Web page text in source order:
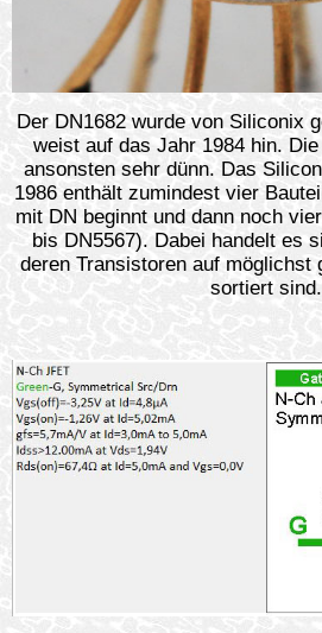
Der DN1682 wurde von Siliconix
weist auf das Jahr 1984 hin.
ansonsten sehr dünn. Das
1986 enthält zumindest vier
mit DN beginnt und dann noch
bis DN5567). Dabei handelt es
deren Transistoren auf möglichst
sortiert sind.